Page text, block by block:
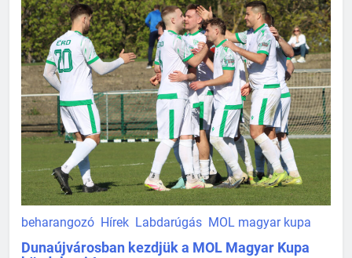
beharangozó Hírek Labdarúgás MOL magyar kupa
Dunaújvárosban kezdjük a MOL Magyar Kupa